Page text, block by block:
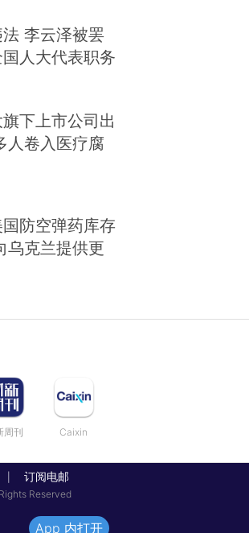
李云泽被罢
人大代表职务
旗下上市公司出
人卷入医疗腐
防空弹药库存
乌克兰提供更
周刊 Caixin
订阅电邮
Reserved
App 内打开